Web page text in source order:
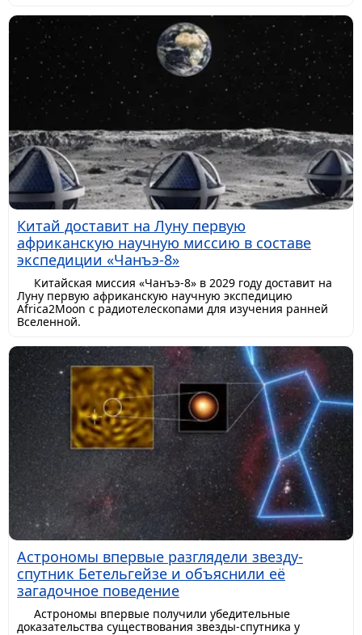
Китай доставит на Луну первую
африканскую научную миссию в составе
экспедиции «Чанъэ-8»
Китайская миссия «Чанъэ-8» в 2029 году доставит на
Луну первую африканскую научную экспедицию
Africa2Moon с радиотелескопами для изучения ранней
Вселенной.
Астрономы впервые разглядели звезду-
спутник Бетельгейзе и объяснили её
загадочное поведение
Астрономы впервые получили убедительные
доказательства существования звезды-спутника у